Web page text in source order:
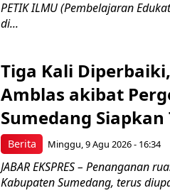
PETIK ILMU (Pembelajaran
di...
Berita
Tiga Kali
Amblas akibat
Sumedang Siapkan
Minggu, 9 Agu 2026 - 16:34
JABAR EKSPRES – Penanganan
Kabupaten Sumedang, terus